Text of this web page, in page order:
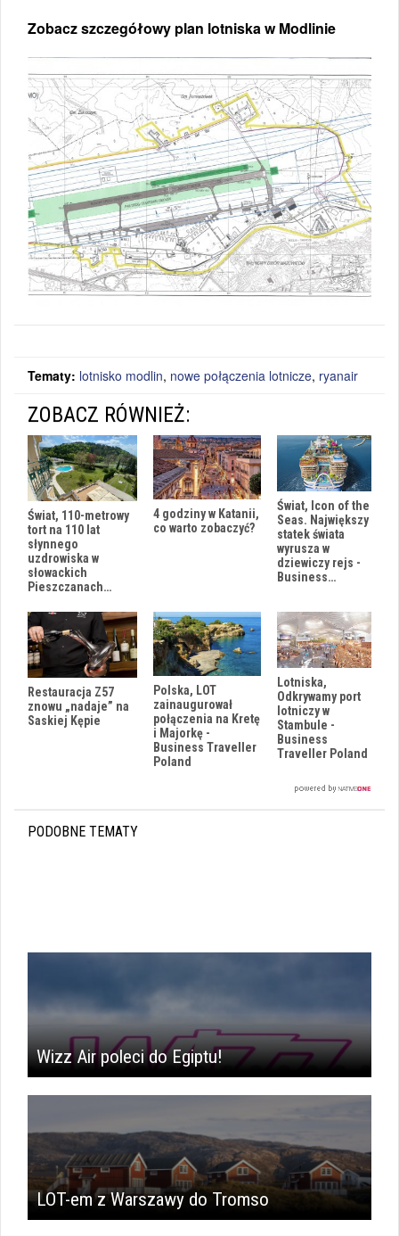
Zobacz szczegółowy plan lotniska w Modlinie
Tematy: lotnisko modlin, nowe połączenia lotnicze, ryanair
ZOBACZ RÓWNIEŻ:
Świat, 110-metrowy
tort na 110 lat
słynnego
uzdrowiska w
słowackich
Pieszczanach…
4 godziny w Katanii,
co warto zobaczyć?
Świat, Icon of the
Seas. Największy
statek świata
wyrusza w
dziewiczy rejs -
Business…
Restauracja Z57
znowu „nadaje” na
Saskiej Kępie
Polska, LOT
zainaugurował
połączenia na Kretę
i Majorkę -
Business Traveller
Poland
Lotniska,
Odkrywamy port
lotniczy w
Stambule -
Business
Traveller Poland
PODOBNE TEMATY
Wizz Air poleci do Egiptu!
LOT-em z Warszawy do Tromso